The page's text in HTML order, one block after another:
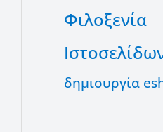
Φιλοξενία
δημιουργία